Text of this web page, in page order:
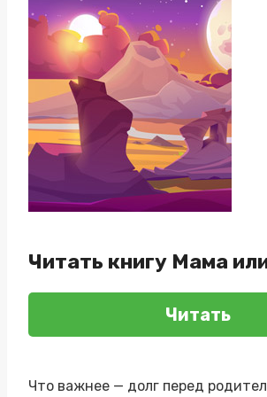
Читать книгу Мама
Читать
Что важнее — долг перед